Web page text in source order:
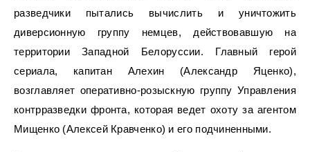
разведчики пытались вычислить и уничтожить
диверсионную группу немцев, действовавшую на
территории Западной Белоруссии. Главный герой
сериала, капитан Алехин (Александр Яценко),
возглавляет оперативно-розыскную группу Управления
контрразведки фронта, которая ведет охоту за агентом
Мищенко (Алексей Кравченко) и его подчиненными.